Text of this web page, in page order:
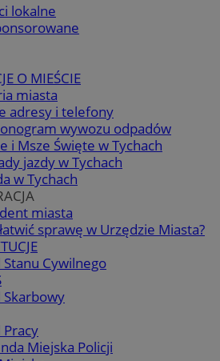
lokalne
O MIEŚCIE
miasta
adresy i telefony
wywozu odpadów
i Msze Święte w Tychach
jazdy w Tychach
w Tychach
miasta
sprawę w Urzędzie Miasta?
Stanu Cywilnego
Skarbowy
Pracy
Miejska Policji